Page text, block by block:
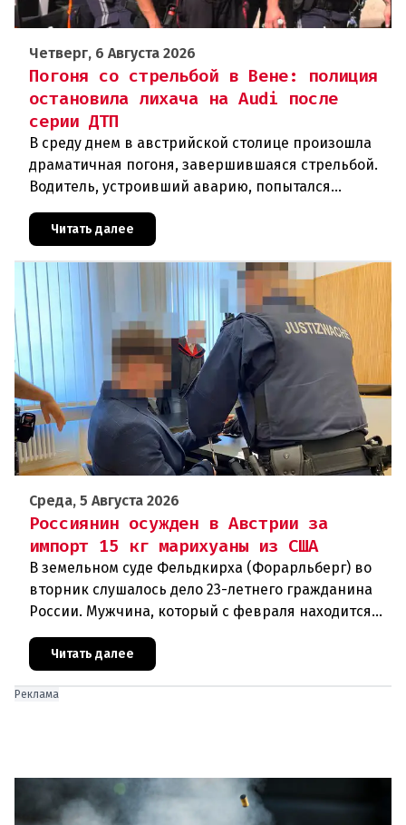
Четверг, 6 Августа 2026
Погоня со стрельбой в Вене: полиция
остановила лихача на Audi после
серии ДТП
В среду днем в австрийской столице произошла
драматичная погоня, завершившаяся стрельбой.
Водитель, устроивший аварию, попытался
скрыться от полиции, спровоцировав несколько
новых столкновений.Что слу
Читать далее
Среда, 5 Августа 2026
Россиянин осужден в Австрии за
импорт 15 кг марихуаны из США
В земельном суде Фельдкирха (Форарльберг) во
вторник слушалось дело 23-летнего гражданина
России. Мужчина, который с февраля находится
под стражей, обвинялся в том, что на протяжении
полугода организо
Читать далее
Реклама